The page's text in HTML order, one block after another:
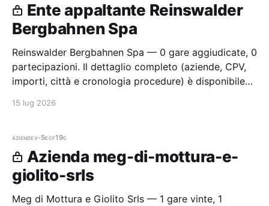
Ente appaltante Reinswalder
Bergbahnen Spa
Reinswalder Bergbahnen Spa — 0 gare aggiudicate, 0
partecipazioni. Il dettaglio completo (aziende, CPV,
importi, città e cronologia procedure) è disponibile
15 lug 2026
aziendev-5ecf19c
Azienda meg-di-mottura-e-
giolito-srls
Meg di Mottura e Giolito Srls — 1 gare vinte, 1